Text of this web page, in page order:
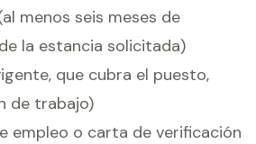
menos seis meses de
la estancia solicitada)
que cubra el puesto,
de trabajo)
empleo o carta de verificación